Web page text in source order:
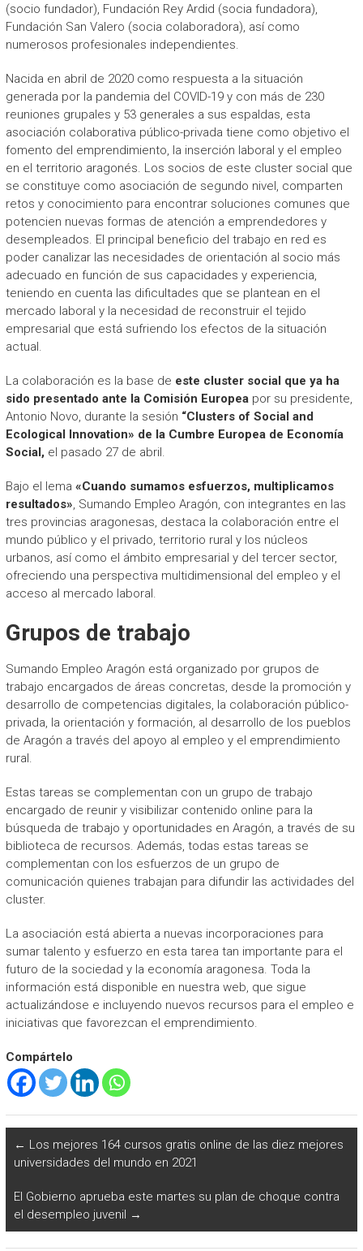
(socio fundador), Fundación Rey Ardid (socia fundadora),
Fundación San Valero (socia colaboradora), así como
numerosos profesionales independientes.
Nacida en abril de 2020 como respuesta a la situación
generada por la pandemia del COVID-19 y con más de 230
reuniones grupales y 53 generales a sus espaldas, esta
asociación colaborativa público-privada tiene como objetivo el
fomento del emprendimiento, la inserción laboral y el empleo
en el territorio aragonés. Los socios de este cluster social que
se constituye como asociación de segundo nivel, comparten
retos y conocimiento para encontrar soluciones comunes que
potencien nuevas formas de atención a emprendedores y
desempleados. El principal beneficio del trabajo en red es
poder canalizar las necesidades de orientación al socio más
adecuado en función de sus capacidades y experiencia,
teniendo en cuenta las dificultades que se plantean en el
mercado laboral y la necesidad de reconstruir el tejido
empresarial que está sufriendo los efectos de la situación
actual.
La colaboración es la base de este cluster social que ya ha
sido presentado ante la Comisión Europeapor su presidente,
Antonio Novo, durante la sesión “Clusters of Social and
Ecological Innovation» de la Cumbre Europea de Economía
Social, el pasado 27 de abril.
Bajo el lema «Cuando sumamos esfuerzos, multiplicamos
resultados», Sumando Empleo Aragón, con integrantes en las
tres provincias aragonesas, destaca la colaboración entre el
mundo público y el privado, territorio rural y los núcleos
urbanos, así como el ámbito empresarial y del tercer sector,
ofreciendo una perspectiva multidimensional del empleo y el
acceso al mercado laboral.
Grupos de trabajo
Sumando Empleo Aragón está organizado por grupos de
trabajo encargados de áreas concretas, desde la promoción y
desarrollo de competencias digitales, la colaboración público-
privada, la orientación y formación, al desarrollo de los pueblos
de Aragón a través del apoyo al empleo y el emprendimiento
rural.
Estas tareas se complementan con un grupo de trabajo
encargado de reunir y visibilizar contenido online para la
búsqueda de trabajo y oportunidades en Aragón, a través de su
biblioteca de recursos. Además, todas estas tareas se
complementan con los esfuerzos de un grupo de
comunicación quienes trabajan para difundir las actividades del
cluster.
La asociación está abierta a nuevas incorporaciones para
sumar talento y esfuerzo en esta tarea tan importante para el
futuro de la sociedad y la economía aragonesa. Toda la
información está disponible en nuestra web, que sigue
actualizándose e incluyendo nuevos recursos para el empleo e
iniciativas que favorezcan el emprendimiento.
Compártelo
← Los mejores 164 cursos gratis online de las diez mejores
universidades del mundo en 2021
El Gobierno aprueba este martes su plan de choque contra
el desempleo juvenil
→